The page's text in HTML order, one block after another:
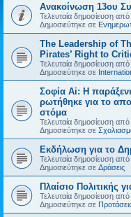
Ανακοίνωση 13ου
Τελευταία δημοσίευση από
Δημοσιεύτηκε σε
The Leadership of
Pirates’ Right to
Τελευταία δημοσίευση από
Δημοσιεύτηκε σε
Σοφία Ai: Η
ρωτήθηκε για το
στόμα
Τελευταία δημοσίευση από
Δημοσιεύτηκε σε
Εκδήλωση για το
Τελευταία δημοσίευση από
Δημοσιεύτηκε σε Δράσεις
Πλαίσιο Πολιτικής
Τελευταία δημοσίευση από
Δημοσιεύτηκε σε